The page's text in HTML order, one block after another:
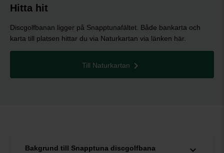
Hitta hit
Discgolfbanan ligger på Snapptunafältet. Både bankarta och
karta till platsen hittar du via Naturkartan via länken här.
Till Naturkartan
Bakgrund till Snapptuna discgolfbana